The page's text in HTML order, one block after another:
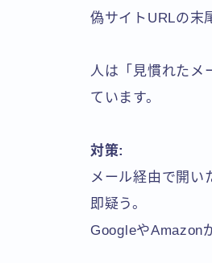
偽サイトURLの末
人は「見慣れたメ
ています。
対策:
メール経由で開い
即疑う。
GoogleやAmazon